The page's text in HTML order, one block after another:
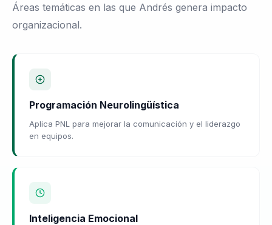
Áreas temáticas en las que Andrés genera impacto
organizacional.
Programación Neurolingüística
Aplica PNL para mejorar la comunicación y el liderazgo
en equipos.
Inteligencia Emocional